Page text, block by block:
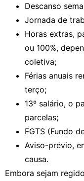
Descanso
Jornada de
Horas extras,
ou 100%,
coletiva;
Férias anuais
terço;
13º salário, o
parcelas;
FGTS (Fundo
Aviso-prévio,
causa.
Embora sejam